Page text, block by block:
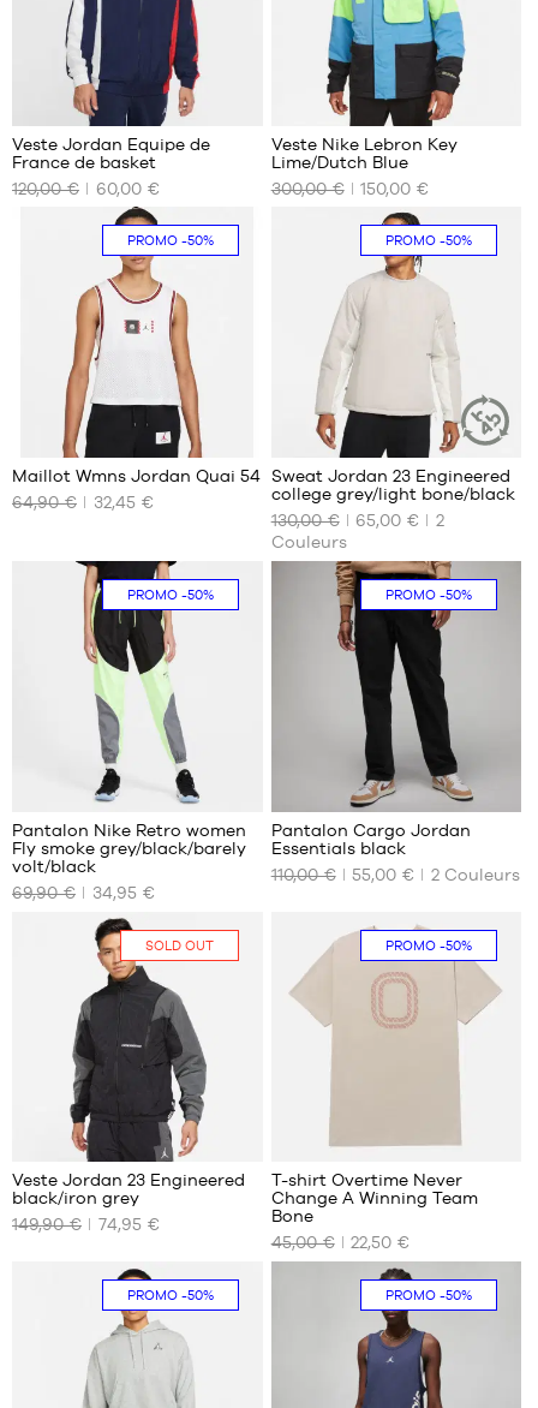
NOS
TAILLES
DISPONIBLES
Veste Jordan Equipe de
France de basket
120,00 €
60,00 €
NOS
TAILLES
Veste Nike Lebron Key
Lime/Dutch Blue
300,00 €
150,00 €
PROMO-50%
NOS
Maillot Wmns Jordan Quai 54
64,90 €
32,45 €
PROMO -50%
ARTICLE
DURABLE
NOS
TAILLES
DISPONIBLES
Sweat Jordan 23 Engineered
college grey/light bone/black
130,00 €
65,00 €
2
Couleurs
PROMO-50%
NOS
TAILLES
DISPONIBLES
Pantalon Nike Retro women
Fly smoke grey/black/barely
volt/black
69,90 €
34,95 €
PROMO -50%
NOS
TAILLES
1
Pantalon Cargo Jordan
Essentials black
110,00 €
55,00 € 2Couleurs
SOLD OUT
NOS
TAILLES
Veste Jordan 23 Engineered
black/iron grey
149,90 €
74,95 €
PROMO -50%
NOS
DISPONIBLES
T-shirt Overtime Never
Change A Winning Team
Bone
45,00 €
22,50 €
PROMO-50% PROMO -50%